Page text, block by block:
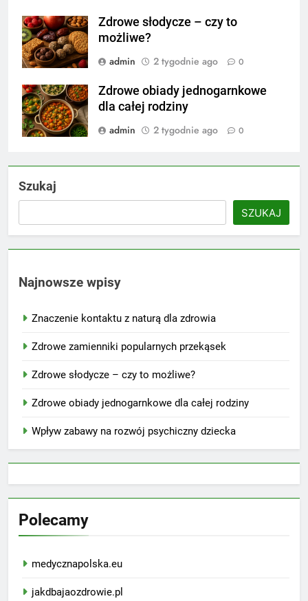
Zdrowe słodycze – czy to
możliwe?
admin
2 tygodnie ago 0
Zdrowe obiady jednogarnkowe
dla całej rodziny
admin
2 tygodnie ago 0
Szukaj
SZUKAJ
Najnowsze wpisy
Znaczenie kontaktu z naturą dla zdrowia
Zdrowe zamienniki popularnych przekąsek
Zdrowe słodycze – czy to możliwe?
Zdrowe obiady jednogarnkowe dla całej rodziny
Wpływ zabawy na rozwój psychiczny dziecka
Polecamy
medycznapolska.eu
jakdbajaozdrowie.pl